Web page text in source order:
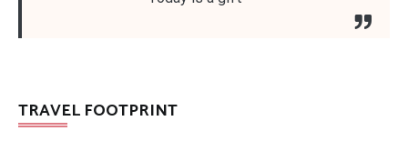
TRAVEL FOOTPRINT